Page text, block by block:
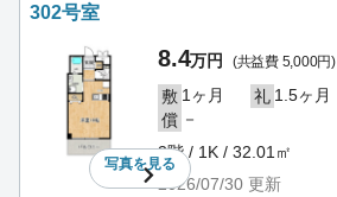
302号室
写真を見る
8.4万円 (共益費 5,000円)
敷 1ヶ月 礼 1.5ヶ月
償 －
3階 / 1K / 32.01㎡
2026/07/30 更新